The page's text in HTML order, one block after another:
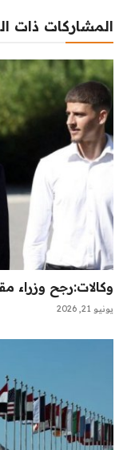
المشاركات ذات
وكالات:‏رجح وزراء
يونيو 21, 2026